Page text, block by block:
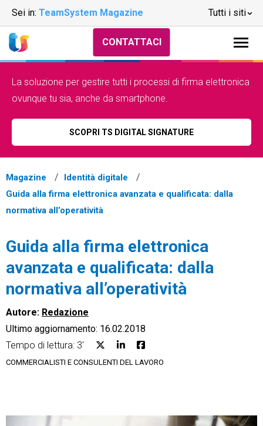
Sei in: TeamSystem Magazine Tutti i siti
Ecommerce
CONTATTACI
La soluzione per gestire tutti i processi di firma elettronica
ovunque tu sia, anche da smartphone.
SCOPRI TS DIGITAL SIGNATURE
Magazine
Identità digitale
Guida alla firma elettronica avanzata e qualificata: dalla
normativa all’operatività
Guida alla firma elettronica
avanzata e qualificata: dalla
normativa all’operatività
Autore: Redazione
Ultimo aggiornamento: 16.02.2018
Tempo di lettura: 3'
COMMERCIALISTI E CONSULENTI DEL LAVORO